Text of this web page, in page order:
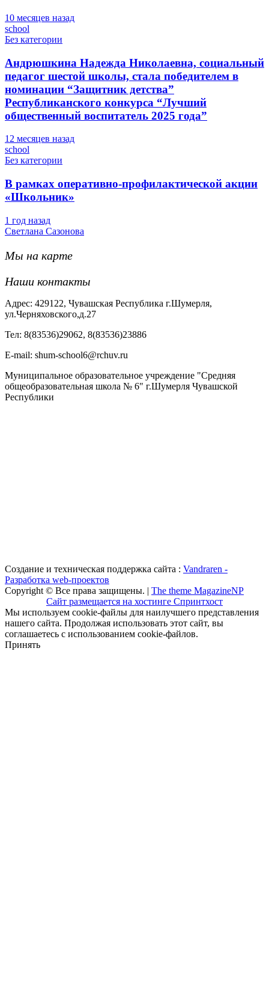
10 месяцев назад
school
Без категории
Андрюшкина Надежда Николаевна, социальный
педагог шестой школы, стала победителем в
номинации “Защитник детства”
Республиканского конкурса “Лучший
общественный воспитатель 2025 года”
12 месяцев назад
school
Без категории
В рамках оперативно-профилактической акции
«Школьник»
1 год назад
Светлана Сазонова
Мы на карте
Наши контакты
Адрес: 429122, Чувашская Республика г.Шумерля,
ул.Черняховского,д.27
Тел: 8(83536)29062, 8(83536)23886
Е-mail: shum-school6@rchuv.ru
Муниципальное образовательное учреждение "Средняя
общеобразовательная школа № 6" г.Шумерля Чувашской
Республики
Создание и техническая поддержка сайта : Vandraren -
Разработка web-проектов
Copyright © Все права защищены. | The theme MagazineNP
Сайт размещается на хостинге Спринтхост
Мы используем cookie-файлы для наилучшего представления
нашего сайта. Продолжая использовать этот сайт, вы
соглашаетесь с использованием cookie-файлов.
Принять